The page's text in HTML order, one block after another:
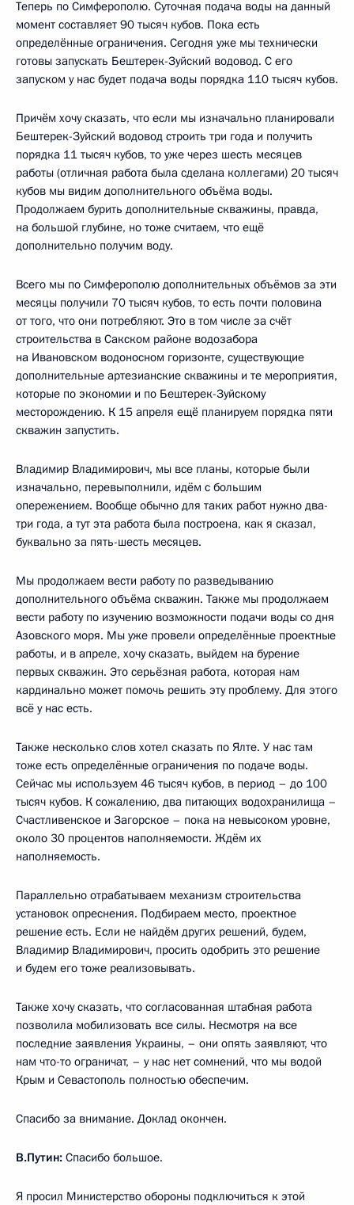
Теперь по Симферополю. Суточная подача воды на данный
момент составляет 90 тысяч кубов. Пока есть
определённые ограничения. Сегодня уже мы технически
готовы запускать Бештерек-Зуйский водовод. С его
запуском у нас будет подача воды порядка 110 тысяч кубов.
Причём хочу сказать, что если мы изначально планировали
Бештерек-Зуйский водовод строить три года и получить
порядка 11 тысяч кубов, то уже через шесть месяцев
работы (отличная работа была сделана коллегами) 20 тысяч
кубов мы видим дополнительного объёма воды.
Продолжаем бурить дополнительные скважины, правда,
на большой глубине, но тоже считаем, что ещё
дополнительно получим воду.
Всего мы по Симферополю дополнительных объёмов за эти
месяцы получили 70 тысяч кубов, то есть почти половина
от того, что они потребляют. Это в том числе за счёт
строительства в Сакском районе водозабора
на Ивановском водоносном горизонте, существующие
дополнительные артезианские скважины и те мероприятия,
которые по экономии и по Бештерек-Зуйскому
месторождению. К 15 апреля ещё планируем порядка пяти
скважин запустить.
Владимир Владимирович, мы все планы, которые были
изначально, перевыполнили, идём с большим
опережением. Вообще обычно для таких работ нужно два-
три года, а тут эта работа была построена, как я сказал,
буквально за пять-шесть месяцев.
Мы продолжаем вести работу по разведыванию
дополнительного объёма скважин. Также мы продолжаем
вести работу по изучению возможности подачи воды со дня
Азовского моря. Мы уже провели определённые проектные
работы, и в апреле, хочу сказать, выйдем на бурение
первых скважин. Это серьёзная работа, которая нам
кардинально может помочь решить эту проблему. Для этого
всё у нас есть.
Также несколько слов хотел сказать по Ялте. У нас там
тоже есть определённые ограничения по подаче воды.
Сейчас мы используем 46 тысяч кубов, в период – до 100
тысяч кубов. К сожалению, два питающих водохранилища –
Счастливенское и Загорское – пока на невысоком уровне,
около 30 процентов наполняемости. Ждём их
наполняемость.
Параллельно отрабатываем механизм строительства
установок опреснения. Подбираем место, проектное
решение есть. Если не найдём других решений, будем,
Владимир Владимирович, просить одобрить это решение
и будем его тоже реализовывать.
Также хочу сказать, что согласованная штабная работа
позволила мобилизовать все силы. Несмотря на все
последние заявления Украины, – они опять заявляют, что
нам что-то ограничат, – у нас нет сомнений, что мы водой
Крым и Севастополь полностью обеспечим.
Спасибо за внимание. Доклад окончен.
В.Путин: Спасибо большое.
Я просил Министерство обороны подключиться к этой